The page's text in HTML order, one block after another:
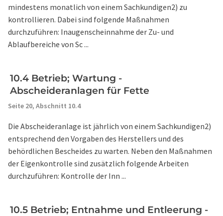
mindestens monatlich von einem Sachkundigen2) zu
kontrollieren. Dabei sind folgende Maßnahmen
durchzuführen: Inaugenscheinnahme der Zu- und
Ablaufbereiche von Sc ...
10.4 Betrieb; Wartung -
Abscheideranlagen für Fette
Seite 20, Abschnitt 10.4
Die Abscheideranlage ist jährlich von einem Sachkundigen2)
entsprechend den Vorgaben des Herstellers und des
behördlichen Bescheides zu warten. Neben den Maßnahmen
der Eigenkontrolle sind zusätzlich folgende Arbeiten
durchzuführen: Kontrolle der Inn ...
10.5 Betrieb; Entnahme und Entleerung -